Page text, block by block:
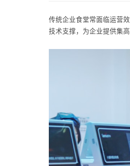
传统企业食堂常面临运营
技术支撑，为企业提供集